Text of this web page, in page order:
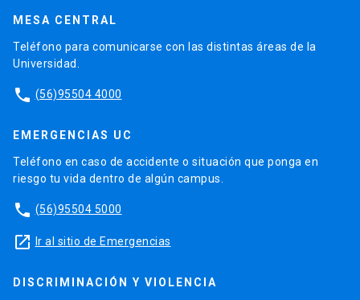
MESA CENTRAL
Teléfono para comunicarse con las distintas áreas de la
Universidad.
phone (56)95504 4000
EMERGENCIAS UC
Teléfono en caso de accidente o situación que ponga en
riesgo tu vida dentro de algún campus.
phone (56)95504 5000
launch Ir al sitio de Emergencias
DISCRIMINACIÓN Y VIOLENCIA